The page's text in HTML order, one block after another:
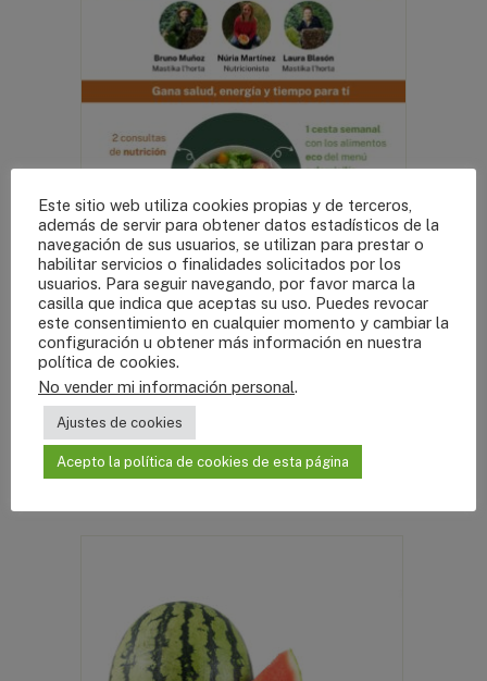
SELECCIONAR OPCIONES
PACK KUIDATE
295,00
desde
295,00€
Escoge tu Plan
Este sitio web utiliza cookies propias y de terceros,
además de servir para obtener datos estadísticos de la
navegación de sus usuarios, se utilizan para prestar o
habilitar servicios o finalidades solicitados por los
usuarios. Para seguir navegando, por favor marca la
casilla que indica que aceptas su uso. Puedes revocar
este consentimiento en cualquier momento y cambiar la
configuración u obtener más información en nuestra
política de cookies.
No vender mi información personal.
Ajustes de cookies
Acepto la política de cookies de esta página